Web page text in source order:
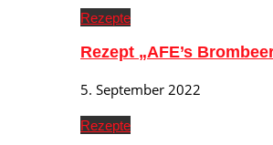
Rezepte
Rezept „AFE’s
5. September 2022
Rezepte